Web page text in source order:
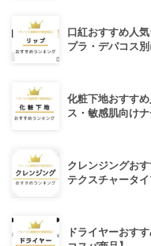
口紅おすすめ人
プラ・デパコス別
化粧下地おすす
ス・敏感肌向け
クレンジングお
テクスチャータイ
ドライヤーおす